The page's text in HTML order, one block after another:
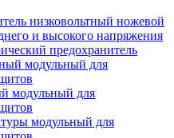
низковольтный ножевой
и высокого напряжения
предохранитель
модульный для